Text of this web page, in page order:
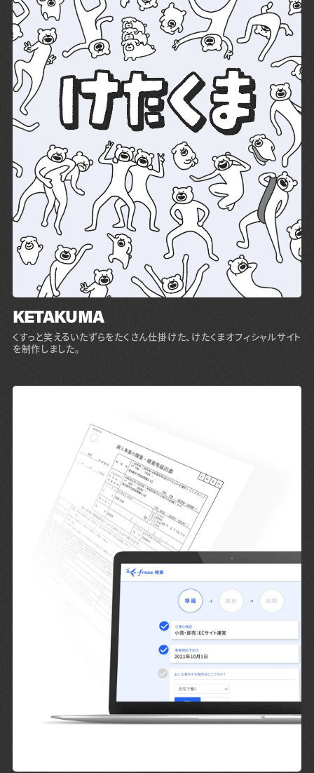
KETAKUMA
くすっと笑えるいたずらをたくさん仕掛けた、けたくまオフィシャルサイト
を制作しました。